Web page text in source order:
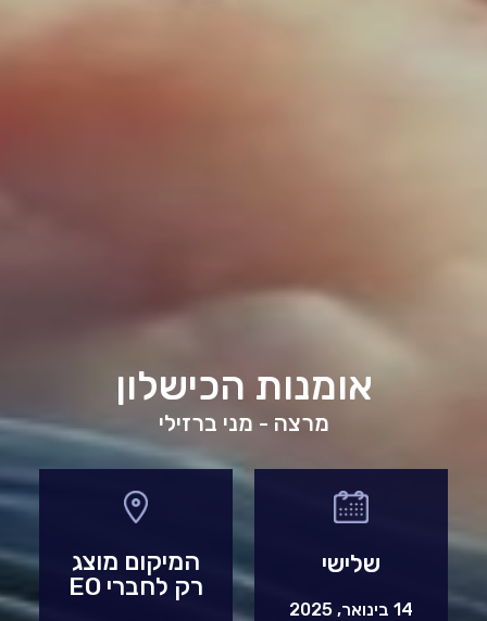
אומנות הכישלון
מרצה - מני ברזילי
שלישי
14 בינואר, 2025
המיקום מוצג
רק לחברי EO